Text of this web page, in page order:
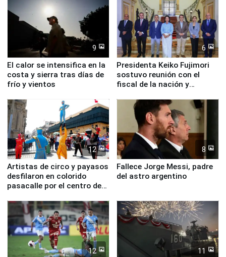
9
El calor se intensifica en la
costa y sierra tras días de
frío y vientos
6
Presidenta Keiko Fujimori
sostuvo reunión con el
fiscal de la nación y
12
Artistas de circo y payasos
desfilaron en colorido
pasacalle por el centro de
8
Fallece Jorge Messi, padre
del astro argentino
12 11